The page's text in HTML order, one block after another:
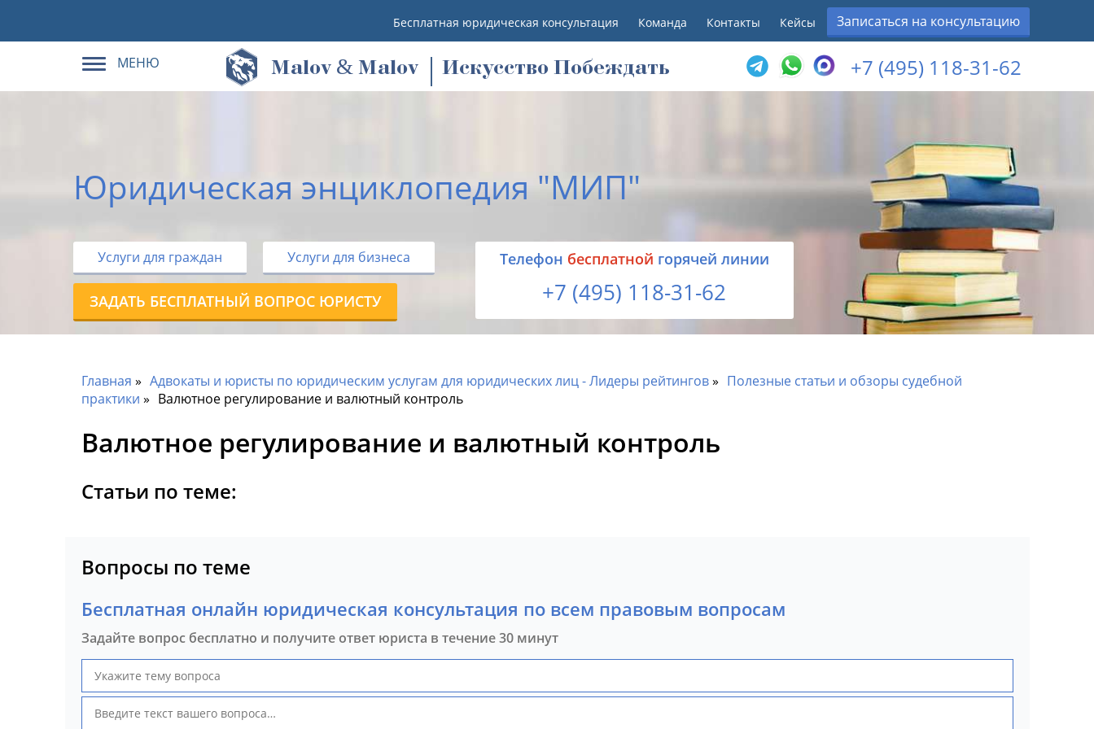
Бесплатная юридическая консультация Команда Контакты Кейсы Записаться на консультацию
МЕНЮ Malov & Malov Искусство Побеждать +7 (495) 118-31-62
Юридическая энциклопедия "МИП"
Услуги для граждан Услуги для бизнеса
ЗАДАТЬ БЕСПЛАТНЫЙ ВОПРОС ЮРИСТУ
Tелефон бесплатной горячей линии
+7 (495) 118-31-62
Главная Адвокаты и юристы по юридическим услугам для юридических лиц - Лидеры рейтингов
Полезные статьи и обзоры судебной
практики
Валютное регулирование и валютный контроль
Валютное регулирование и валютный контроль
Статьи по теме:
Вопросы по теме
Бесплатная онлайн юридическая консультация по всем правовым вопросам
Задайте вопрос бесплатно и получите ответ юриста в течение 30 минут